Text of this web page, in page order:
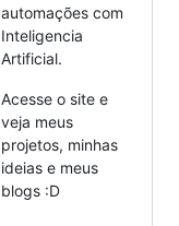
automações com
Inteligencia
Artificial.
Acesse o site e
veja meus
projetos, minhas
ideias e meus
blogs :D